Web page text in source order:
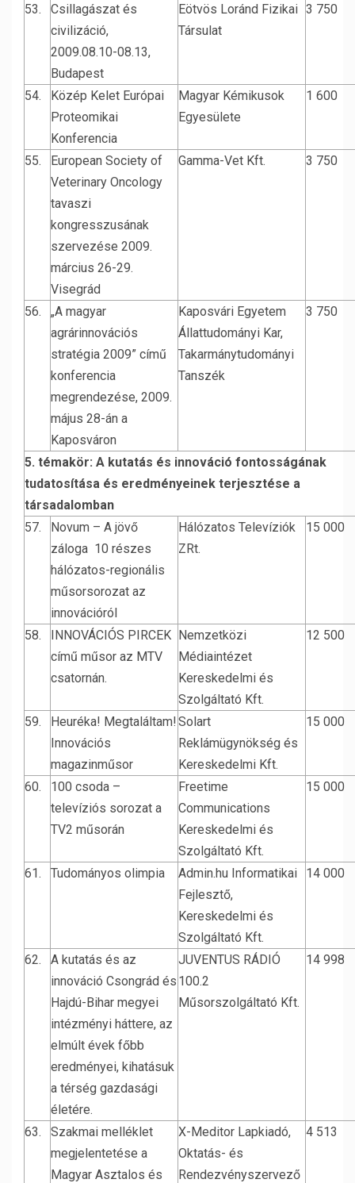
53.
Csillagászat és
civilizáció,
2009.08.10-08.13,
Budapest
Eötvös Loránd Fizikai
Társulat
3 750
54.
Közép Kelet Európai
Proteomikai
Konferencia
Magyar Kémikusok
Egyesülete
1 600
55.
European Society of
Veterinary Oncology
tavaszi
kongresszusának
szervezése 2009.
március 26-29.
Visegrád
Gamma-Vet Kft. 3 750
56.
„A magyar
agrárinnovációs
stratégia 2009” című
konferencia
megrendezése, 2009.
május 28-án a
Kaposváron
Kaposvári Egyetem
Állattudományi Kar,
Takarmánytudományi
Tanszék
3 750
5. témakör: A kutatás és innováció fontosságának
tudatosítása és eredményeinek terjesztése a
társadalomban
57.
Novum – A jövő
záloga 10 részes
hálózatos-regionális
műsorsorozat az
innovációról
Hálózatos Televíziók
ZRt.
15 000
58.
INNOVÁCIÓS PIRCEK
című műsor az MTV
csatornán.
Nemzetközi
Médiaintézet
Kereskedelmi és
Szolgáltató Kft.
12 500
59.
Heuréka! Megtaláltam!
Innovációs
magazinműsor
Solart
Reklámügynökség és
Kereskedelmi Kft.
15 000
60.
100 csoda –
televíziós sorozat a
TV2 műsorán
Freetime
Communications
Kereskedelmi és
Szolgáltató Kft.
15 000
61. Tudományos olimpia
Admin.hu Informatikai
Fejlesztő,
Kereskedelmi és
Szolgáltató Kft.
14 000
62.
A kutatás és az
innováció Csongrád és
Hajdú-Bihar megyei
intézményi háttere, az
elmúlt évek főbb
eredményei, kihatásuk
a térség gazdasági
életére.
JUVENTUS RÁDIÓ
100.2
Műsorszolgáltató Kft.
14 998
63.
Szakmai melléklet
megjelentetése a
Magyar Asztalos és
X-Meditor Lapkiadó,
Oktatás- és
Rendezvényszervező
4 513